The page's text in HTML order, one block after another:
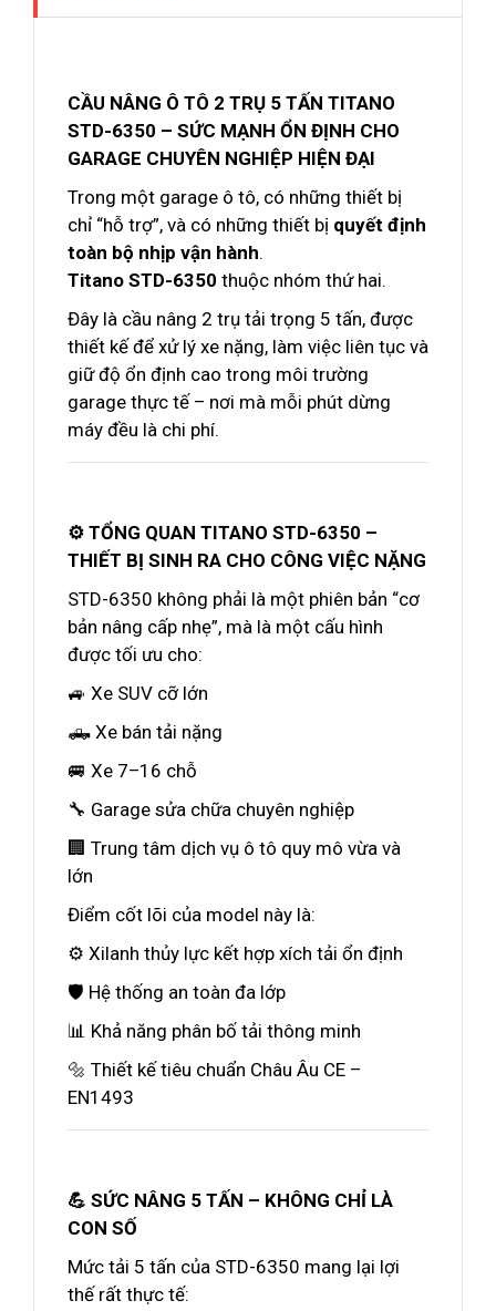
CẦU NÂNG Ô TÔ 2 TRỤ 5 TẤN TITANO
STD-6350 – SỨC MẠNH ỔN ĐỊNH CHO
GARAGE CHUYÊN NGHIỆP HIỆN ĐẠI
Trong một garage ô tô, có những thiết bị
chỉ “hỗ trợ”, và có những thiết bị quyết định
toàn bộ nhịp vận hành.
Titano STD-6350 thuộc nhóm thứ hai.
Đây là cầu nâng 2 trụ tải trọng 5 tấn, được
thiết kế để xử lý xe nặng, làm việc liên tục và
giữ độ ổn định cao trong môi trường
garage thực tế – nơi mà mỗi phút dừng
máy đều là chi phí.
⚙️ TỔNG QUAN TITANO STD-6350 –
THIẾT BỊ SINH RA CHO CÔNG VIỆC NẶNG
STD-6350 không phải là một phiên bản “cơ
bản nâng cấp nhẹ”, mà là một cấu hình
được tối ưu cho:
🚙 Xe SUV cỡ lớn
🛻 Xe bán tải nặng
🚐 Xe 7–16 chỗ
🔧 Garage sửa chữa chuyên nghiệp
🏢 Trung tâm dịch vụ ô tô quy mô vừa và
lớn
Điểm cốt lõi của model này là:
⚙️ Xilanh thủy lực kết hợp xích tải ổn định
🛡️ Hệ thống an toàn đa lớp
📊 Khả năng phân bố tải thông minh
🔩 Thiết kế tiêu chuẩn Châu Âu CE –
EN1493
💪 SỨC NÂNG 5 TẤN – KHÔNG CHỈ LÀ
CON SỐ
Mức tải 5 tấn của STD-6350 mang lại lợi
thế rất thực tế: